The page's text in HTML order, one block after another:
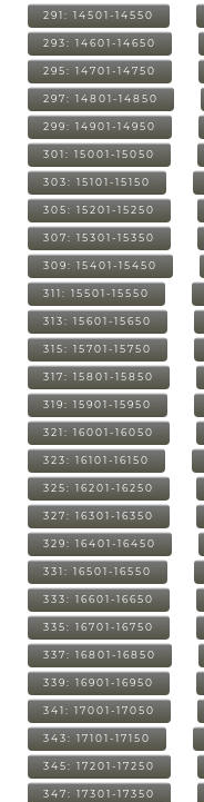
291: 14501-14550
293: 14601-14650
295: 14701-14750
297: 14801-14850
299: 14901-14950
301: 15001-15050
303: 15101-15150
305: 15201-15250
307: 15301-15350
309: 15401-15450
311: 15501-15550
313: 15601-15650
315: 15701-15750
317: 15801-15850
319: 15901-15950
321: 16001-16050
323: 16101-16150
325: 16201-16250
327: 16301-16350
329: 16401-16450
331: 16501-16550
333: 16601-16650
335: 16701-16750
337: 16801-16850
339: 16901-16950
341: 17001-17050
343: 17101-17150
345: 17201-17250
347: 17301-17350